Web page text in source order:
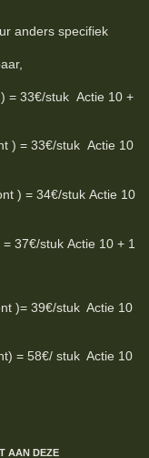
anders specifiek
33€/stuk Actie 10 +
= 33€/stuk Actie 10
) = 34€/stuk Actie 10
37€/stuk Actie 10 + 1
)= 39€/stuk Actie 10
= 58€/ stuk Actie 10
AAN DEZE